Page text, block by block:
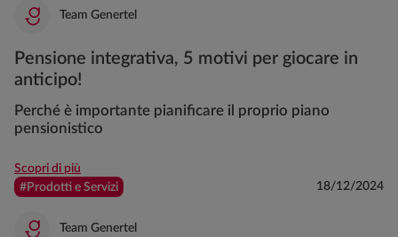
Team Genertel
Pensione integrativa, 5 motivi per giocare in
anticipo!
Perché è importante pianificare il proprio piano
pensionistico
Scopri di più
#Prodotti e Servizi
18/12/2024
Team Genertel